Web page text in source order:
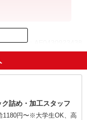
ID：AE0430923438
詰め・加工スタッフ
1180円〜※大学生OK、高